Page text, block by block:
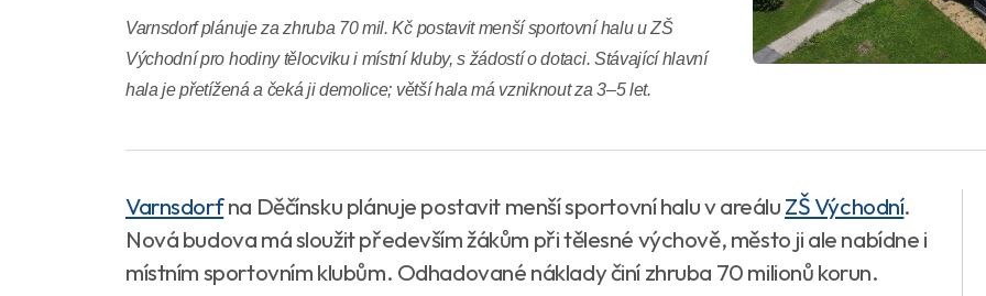
Varnsdorf plánuje za zhruba 70 mil. Kč postavit menší sportovní halu u ZŠ
Východní pro hodiny tělocviku i místní kluby, s žádostí o dotaci. Stávající hlavní
hala je přetížená a čeká ji demolice; větší hala má vzniknout za 3–5 let.
Varnsdorfna Děčínsku plánuje postavit menší sportovní halu v areáluZŠ Východní.
Nová budova má sloužit především žákům při tělesné výchově, město ji ale nabídne i
místním sportovním klubům. Odhadované náklady činí zhruba 70 milionů korun.